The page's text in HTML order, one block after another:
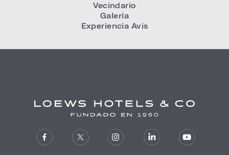
Vecindario
Galería
Experiencia Avis